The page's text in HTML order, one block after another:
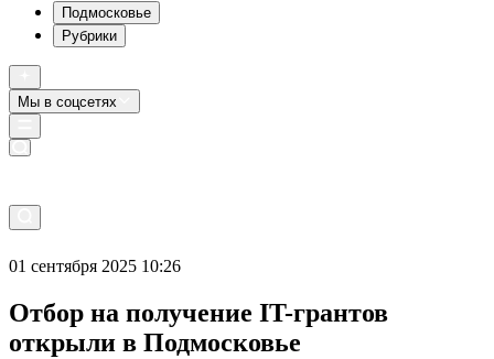
Подмосковье
Рубрики
Мы в соцсетях
01 сентября 2025 10:26
Отбор на получение IT-грантов
открыли в Подмосковье